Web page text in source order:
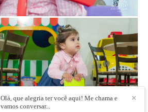
✕
Olá, que alegria ter você aqui! Me chama e
vamos conversar...